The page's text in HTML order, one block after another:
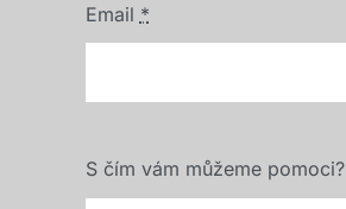
Email *
S čím vám můžeme pomoci?